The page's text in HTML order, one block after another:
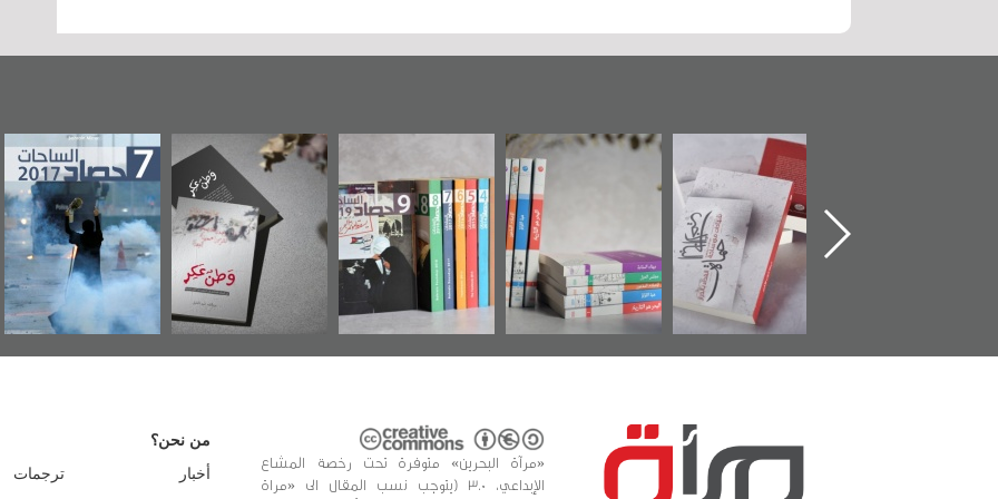
تصنيف موضوعي
للوثائق البريطانية
يقدمه «مركز أوال»
في سلسلة من 5
كتب
"مرآة البحرين"
جديدة لمعتقل
عسكري تصدر عن
«مرآة البحرين»
حصاد 2017
عاشوراء البحرين...
ويكيليكس السفارة
الأمريكية
«مرآة البحرين» متوفرة تحت رخصة المشاع
الإبداعي، 3.0 (يتوجب نسب المقال الى «مراة
من نحن؟
أخبار
ترجمات